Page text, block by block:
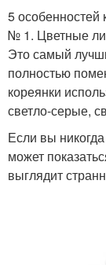
5 особенностей
№ 1. Цветные
Это самый
полностью
кореянки
светло-серые,
Если вы
может
выглядит